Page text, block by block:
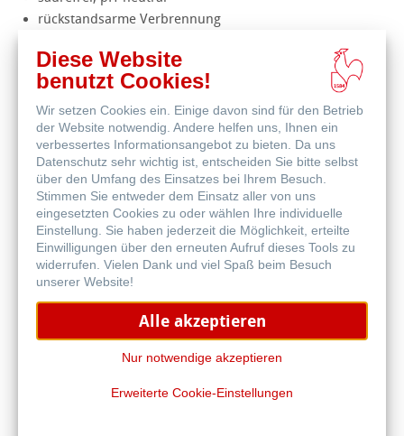
rückstandsarme Verbrennung
keine radioaktive Strahlung
weich und geschmeidig, als Schutz oder Dämpfung
hoch reißfest und hohe Bruchlast
saugfähig
hoch nassfest
hohes Volumen zum Aufnehmen von Flüssigkeiten
verschiedene Weißgrade oder Einfärbungen nach
Kundenwunsch
hitzestabil bis 240 Grad für limitierte Zeitdauer
gemäß BgVV, Empfehlung XXXVI für den Kontakt mit
Lebensmitteln
sowie nach Vorgaben der FDA, 21 CFR Ch. 1 (Ausg.
1.4.2004), § 176.170
plus: Entwicklung in enger Zusammenarbeit mit dem
Diese Website
benutzt Cookies!
Wir setzen Cookies ein. Einige davon sind für den Betrieb
der Website notwendig. Andere helfen uns, Ihnen ein
verbessertes Informationsangebot zu bieten. Da uns
Datenschutz sehr wichtig ist, entscheiden Sie bitte selbst
über den Umfang des Einsatzes bei Ihrem Besuch.
Stimmen Sie entweder dem Einsatz aller von uns
eingesetzten Cookies zu oder wählen Ihre individuelle
Einstellung. Sie haben jederzeit die Möglichkeit, erteilte
Einwilligungen über den erneuten Aufruf dieses Tools zu
widerrufen. Vielen Dank und viel Spaß beim Besuch
unserer Website!
Alle akzeptieren
Nur notwendige akzeptieren
Erweiterte Cookie-Einstellungen